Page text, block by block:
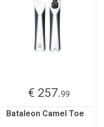
€ 257.99
Bataleon Camel Toe